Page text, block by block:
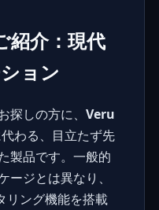
紹介：現代
ョン
しの方に、 Veru
わる、目立たず先
製品です。一般的
ージとは異なり、
リング機能を搭載